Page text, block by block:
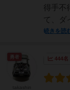
得手不
て、ダ
続きを読
444名
勇者